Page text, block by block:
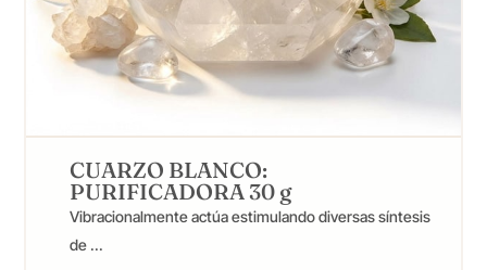
CUARZO BLANCO:
PURIFICADORA 30 g
Vibracionalmente actúa estimulando diversas síntesis
de ...